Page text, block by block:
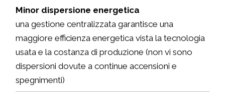
Minor dispersione energetica
una gestione centralizzata garantisce una
maggiore efficienza energetica vista la tecnologia
usata e la costanza di produzione (non vi sono
dispersioni dovute a continue accensioni e
spegnimenti)